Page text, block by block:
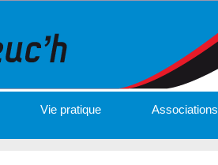
Vie pratique Associations